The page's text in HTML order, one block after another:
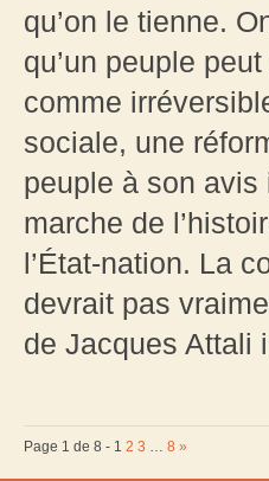
qu’on le tienne.
qu’un peuple
comme
sociale, une
peuple à son avis
marche de
l’État-nation. La
devrait pas
de Jacques Attali
Page 1 de 8 - 1 2 3 … 8 »